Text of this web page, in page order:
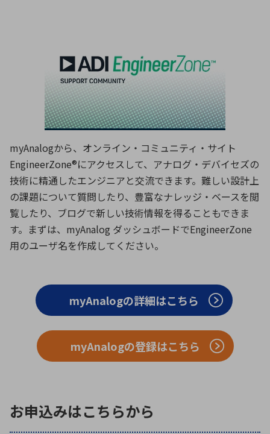
myAnalogから、オンライン・コミュニティ・サイト
EngineerZone®にアクセスして、アナログ・デバイセズの
技術に精通したエンジニアと交流できます。難しい設計上
の課題について質問したり、豊富なナレッジ・ベースを閲
覧したり、ブログで新しい技術情報を得ることもできま
す。まずは、myAnalog ダッシュボードでEngineerZone
用のユーザ名を作成してください。
myAnalogの詳細はこちら
myAnalogの登録はこちら
お申込みはこちらから